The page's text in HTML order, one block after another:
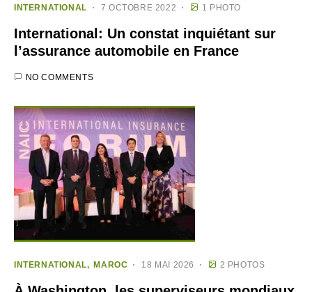
INTERNATIONAL 7 OCTOBRE 2022 1 PHOTO
International: Un constat inquiétant sur
l’assurance automobile en France
NO COMMENTS
INTERNATIONAL MAROC 18 MAI 2026 2 PHOTOS